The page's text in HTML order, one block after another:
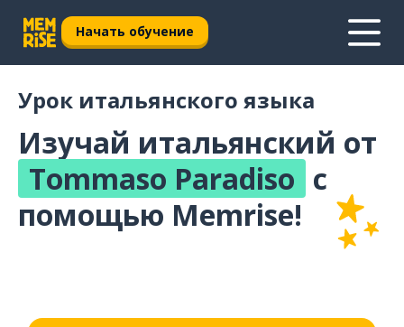
Начать обучение
Урок итальянского языка
Изучай итальянский от
Tommaso Paradiso с
помощью Memrise!